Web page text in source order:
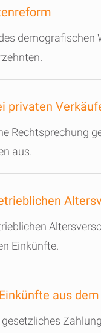
demografischen
privaten
Rechtsprechung
aus.
Einkünfte.
aus